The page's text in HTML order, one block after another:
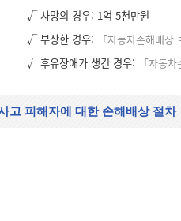
√ 사망의 경우: 1억 5천만원
√ 부상한 경우:
「자동차손해배
√ 후유장애가 생긴 경우:
「자동
고 피해자에 대한 손해배상 절차